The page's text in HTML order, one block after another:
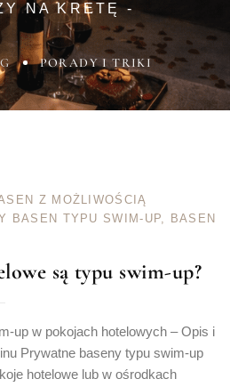
NA KRETĘ -
PORADY I TRIKI
Z MOŻLIWOŚCIĄ
BASEN TYPU SWIM-UP,
BASEN
są typu swim-up?
up w pokojach hotelowych – Opis i
Prywatne baseny typu swim-up
hotelowe lub w ośrodkach